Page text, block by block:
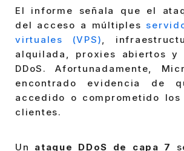
El informe señala que el
del acceso a múltiples
virtuales (VPS),
alquilada, proxies abiertos y
DDoS. Afortunadamente,
encontrado evidencia de
accedido o comprometido
clientes.
Un ataque DDoS de capa 7